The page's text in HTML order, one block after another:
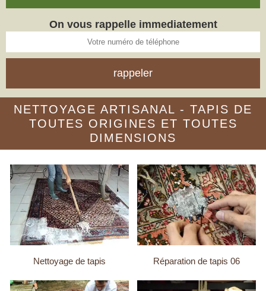
On vous rappelle immediatement
NETTOYAGE ARTISANAL - TAPIS DE
TOUTES ORIGINES ET TOUTES
DIMENSIONS
Nettoyage de tapis Réparation de tapis 06